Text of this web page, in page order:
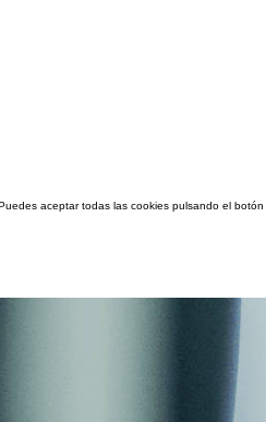
aceptar todas las cookies pulsando el botón